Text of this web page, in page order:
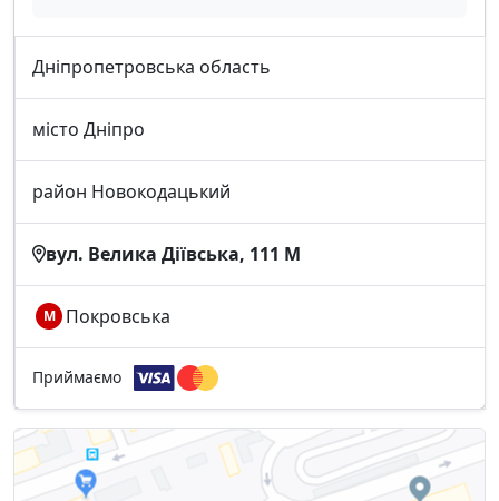
Дніпропетровська область
місто Дніпро
район Новокодацький
вул. Велика Діївська, 111 M
М Покровська
Приймаємо